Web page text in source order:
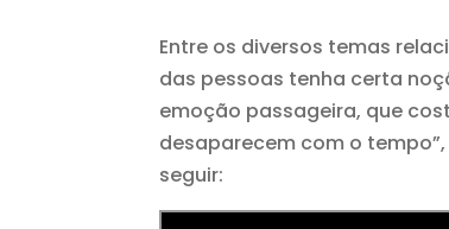
Entre os diversos temas
das pessoas tenha certa
emoção passageira, que
desaparecem com o
seguir: